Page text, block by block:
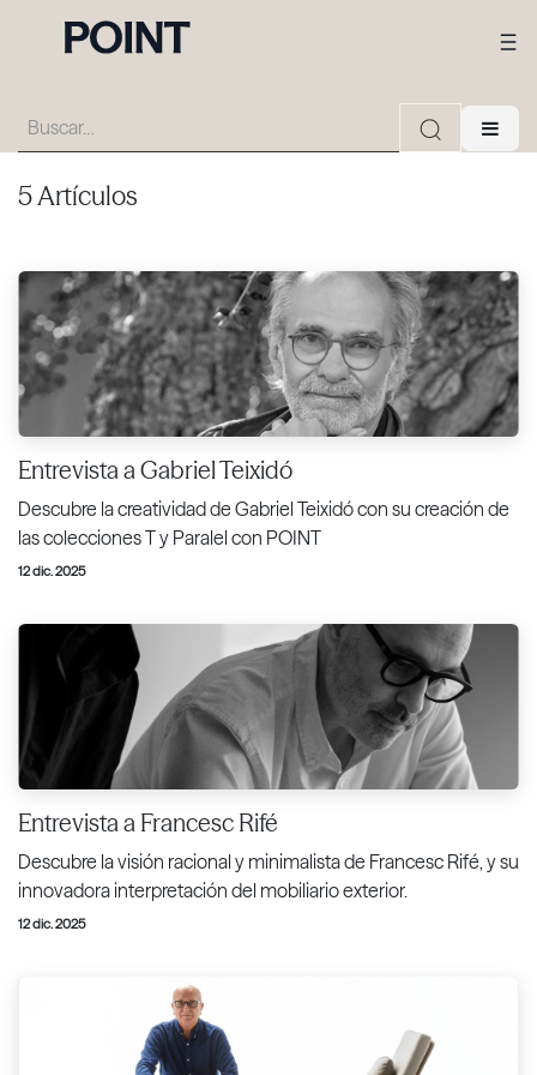
5 Artículos
Entrevista a Gabriel Teixidó
Descubre la creatividad de Gabriel Teixidó con su creación de
las colecciones T y Paralel con POINT
12 dic. 2025
Entrevista a Francesc Rifé
Descubre la visión racional y minimalista de Francesc Rifé, y su
innovadora interpretación del mobiliario exterior.
12 dic. 2025